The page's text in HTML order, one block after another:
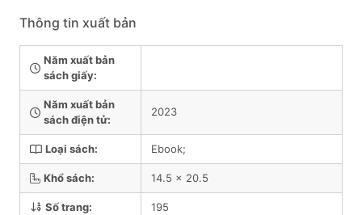
Thông tin xuất bản
Năm xuất bản
sách giấy:
Năm xuất bản
sách điện tử:
2023
Loại sách: Ebook;
Khổ sách: 14.5 x 20.5
Số trang: 195